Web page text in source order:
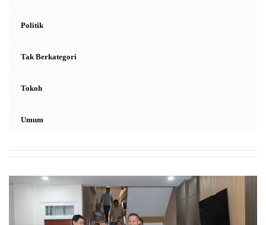
Politik
Tak Berkategori
Tokoh
Umum
K